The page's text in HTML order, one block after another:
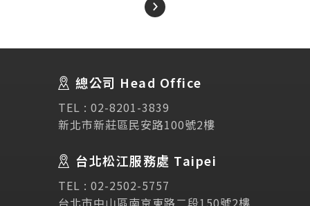
About Us 關於我們
講座活動
Testimonial 學生推薦
Links 相關連結
總公司 Head Office
TEL : 02-8201-3839
新北市新莊區民安路100號2樓
台北松江服務處 Taipei
TEL : 02-2502-5757
台北市中山區南京東路二段150號2樓